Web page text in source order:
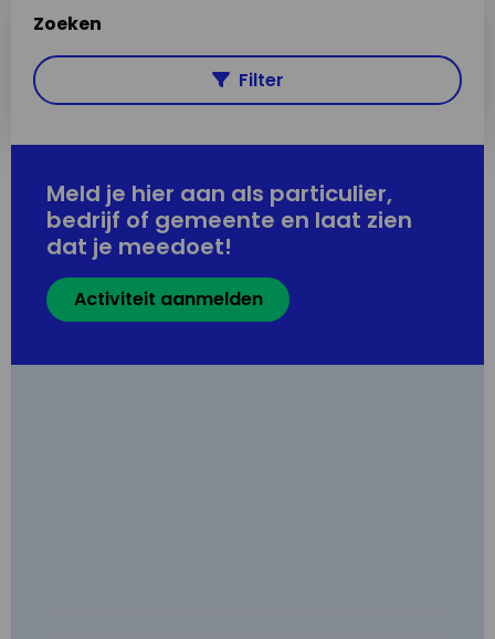
Zoeken
Filter
Meld je hier aan als particulier,
bedrijf of gemeente en laat zien
dat je meedoet!
Activiteit aanmelden